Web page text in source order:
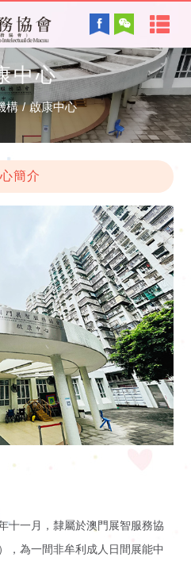
中心
構 / 啟康中心
簡介
十一月，隸屬於澳門展智服務協
，為一間非牟利成人日間展能中